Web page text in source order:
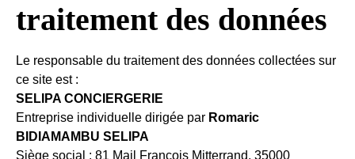
traitement des données
Le responsable du traitement des données collectées sur
ce site est :
SELIPA CONCIERGERIE
Entreprise individuelle dirigée par Romaric
BIDIAMAMBU SELIPA
Siège social : 81 Mail François Mitterrand, 35000